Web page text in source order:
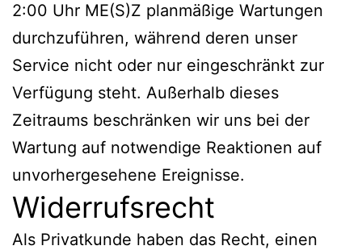
2:00 Uhr ME(S)Z planmäßige Wartungen
durchzuführen, während deren unser
Service nicht oder nur eingeschränkt zur
Verfügung steht. Außerhalb dieses
Zeitraums beschränken wir uns bei der
Wartung auf notwendige Reaktionen auf
unvorhergesehene Ereignisse.
Widerrufsrecht
Als Privatkunde haben das Recht, einen